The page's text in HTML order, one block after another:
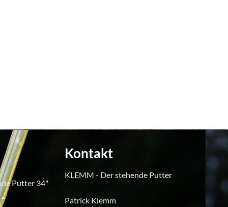
Putter 34"
Kontakt
KLEMM - Der stehende Putter
Patrick Klemm